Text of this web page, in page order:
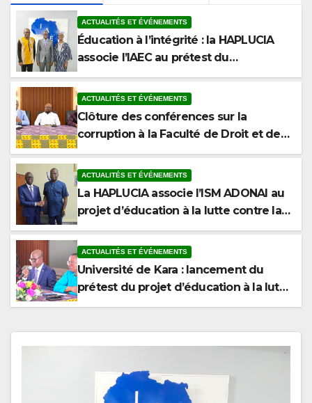
ACTUALITÉS ET ÉVÉNEMENTS
Éducation à l’intégrité : la HAPLUCIA
associe l’IAEC au prétest du
programme anticorruption
ACTUALITÉS ET ÉVÉNEMENTS
Clôture des conférences sur la
corruption à la Faculté de Droit et des
Sciences Politiques de l’Université de
Kara
ACTUALITÉS ET ÉVÉNEMENTS
La HAPLUCIA associe l’ISM ADONAI au
projet d’éducation à la lutte contre la
corruption
ACTUALITÉS ET ÉVÉNEMENTS
Université de Kara : lancement du
prétest du projet d’éducation à la lutte
contre la corruption